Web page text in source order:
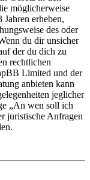
möglicherweise
erheben,
des oder
du dir unsicher
der du dich zu
rechtlichen
Limited und der
anbieten kann
jeglicher
„An wen soll ich
juristische Anfragen